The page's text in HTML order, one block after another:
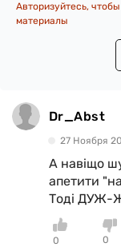
Авторизуйтесь,
материалы
Dr_Abst
27 Ноября
А навіщо
апетити
Тоді ДУЖ-
0
0